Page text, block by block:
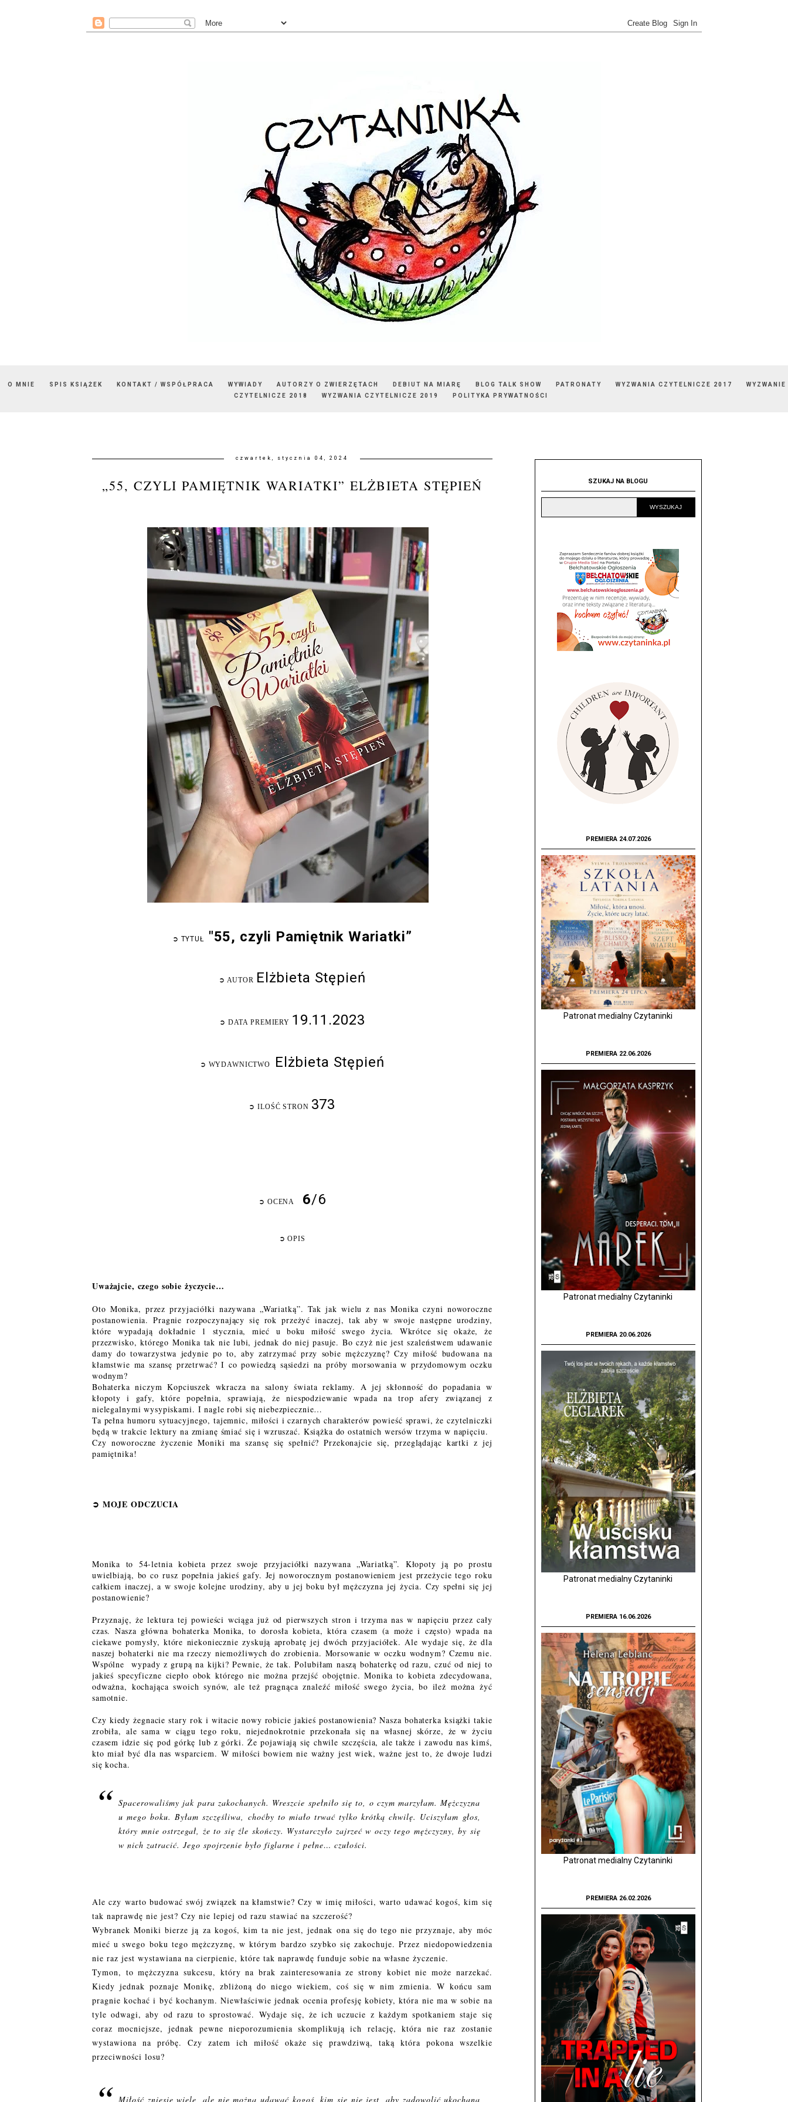
O MNIE SPIS KSIĄŻEK KONTAKT / WSPÓŁPRACA WYWIADY AUTORZY O ZWIERZĘTACH DEBIUT NA MIARĘ BLOG TALK SHOW PATRONATY WYZWANIA CZYTELNICZE 2017
WYZWANIE
CZYTELNICZE 2018
WYZWANIA CZYTELNICZE 2019 POLITYKA PRYWATNOŚCI
czwartek, stycznia 04, 2024
„55, CZYLI PAMIĘTNIK WARIATKI” ELŻBIETA STĘPIEŃ
➲ TYTUŁ "55, czyli Pamiętnik Wariatki”
➲ AUTOR Elżbieta Stępień
➲ DATA PREMIERY 19.11.2023
➲ WYDAWNICTWO Elżbieta Stępień
➲ ILOŚĆ STRON 373
➲ OCENA 6/6
➲ OPIS
Uważajcie, czego sobie życzycie…
Oto Monika, przez przyjaciółki nazywana „Wariatką”. Tak jak wielu z nas Monika czyni noworoczne
postanowienia. Pragnie rozpoczynający się rok przeżyć inaczej, tak aby w swoje następne urodziny,
które wypadają dokładnie 1 stycznia, mieć u boku miłość swego życia. Wkrótce się okaże, że
przezwisko, którego Monika tak nie lubi, jednak do niej pasuje. Bo czyż nie jest szaleństwem udawanie
damy do towarzystwa jedynie po to, aby zatrzymać przy sobie mężczyznę? Czy miłość budowana na
kłamstwie ma szansę przetrwać? I co powiedzą sąsiedzi na próby morsowania w przydomowym oczku
wodnym?
Bohaterka niczym Kopciuszek wkracza na salony świata reklamy. A jej skłonność do popadania w
kłopoty i gafy, które popełnia, sprawiają, że niespodziewanie wpada na trop afery związanej z
nielegalnymi wysypiskami. I nagle robi się niebezpiecznie…
Ta pełna humoru sytuacyjnego, tajemnic, miłości i czarnych charakterów powieść sprawi, że czytelniczki
będą w trakcie lektury na zmianę śmiać się i wzruszać. Książka do ostatnich wersów trzyma w napięciu.
Czy noworoczne życzenie Moniki ma szansę się spełnić? Przekonajcie się, przeglądając kartki z jej
pamiętnika!
➲ MOJE ODCZUCIA
Monika to 54-letnia kobieta przez swoje przyjaciółki nazywana „Wariatką”. Kłopoty ją po prostu
uwielbiają, bo co rusz popełnia jakieś gafy. Jej noworocznym postanowieniem jest przeżycie tego roku
całkiem inaczej, a w swoje kolejne urodziny, aby u jej boku był mężczyzna jej życia. Czy spełni się jej
postanowienie?
Przyznaję, że lektura tej powieści wciąga już od pierwszych stron i trzyma nas w napięciu przez cały
czas. Nasza główna bohaterka Monika, to dorosła kobieta, która czasem (a może i często) wpada na
ciekawe pomysły, które niekoniecznie zyskują aprobatę jej dwóch przyjaciółek. Ale wydaje się, że dla
naszej bohaterki nie ma rzeczy niemożliwych do zrobienia. Morsowanie w oczku wodnym? Czemu nie.
Wspólne
wypady z grupą na kijki? Pewnie, że tak. Polubiłam naszą bohaterkę od razu, czuć od niej to
jakieś specyficzne ciepło obok którego nie można przejść obojętnie. Monika to kobieta zdecydowana,
odważna, kochająca swoich synów, ale też pragnąca znaleźć miłość swego życia, bo ileż można żyć
samotnie.
Czy kiedy żegnacie stary rok i witacie nowy robicie jakieś postanowienia? Nasza bohaterka książki takie
zrobiła, ale sama w ciągu tego roku, niejednokrotnie przekonała się na własnej skórze, że w życiu
czasem idzie się pod górkę lub z górki. Że pojawiają się chwile szczęścia, ale także i zawodu nas kimś,
kto miał być dla nas wsparciem. W miłości bowiem nie ważny jest wiek, ważne jest to, że dwoje ludzi
się kocha.
Spacerowaliśmy jak para zakochanych. Wreszcie spełniło się to, o czym marzyłam. Mężczyzna
u mego boku. Byłam szczęśliwa, choćby to miało trwać tylko krótką chwilę. Uciszyłam głos,
który mnie ostrzegał, że to się źle skończy. Wystarczyło zajrzeć w oczy tego mężczyzny, by się
w nich zatracić. Jego spojrzenie było figlarne i pełne… czułości.
Ale czy warto budować swój związek na kłamstwie? Czy w imię miłości, warto udawać kogoś, kim się
tak naprawdę nie jest? Czy nie lepiej od razu stawiać na szczerość?
Wybranek Moniki bierze ją za kogoś, kim ta nie jest, jednak ona się do tego nie przyznaje, aby móc
mieć u swego boku tego mężczyznę, w którym bardzo szybko się zakochuje. Przez niedopowiedzenia
nie raz jest wystawiana na cierpienie, które tak naprawdę funduje sobie na własne życzenie.
Tymon, to mężczyzna sukcesu, który na brak zainteresowania ze strony kobiet nie może narzekać.
Kiedy jednak poznaje Monikę, zbliżoną do niego wiekiem, coś się w nim zmienia. W końcu sam
pragnie kochać i być kochanym. Niewłaściwie jednak ocenia profesję kobiety, która nie ma w sobie na
tyle odwagi, aby od razu to sprostować. Wydaje się, że ich uczucie z każdym spotkaniem staje się
coraz mocniejsze, jednak pewne nieporozumienia skomplikują ich relację, która nie raz zostanie
wystawiona na próbę. Czy zatem ich miłość okaże się prawdziwą, taką która pokona wszelkie
przeciwności losu?
Miłość zniesie wiele, ale nie można udawać kogoś, kim się nie jest, aby zadowolić ukochaną
SZUKAJ NA BLOGU
PREMIERA 24.07.2026
Patronat medialny Czytaninki
PREMIERA 22.06.2026
Patronat medialny Czytaninki
PREMIERA 20.06.2026
Patronat medialny Czytaninki
PREMIERA 16.06.2026
Patronat medialny Czytaninki
PREMIERA 26.02.2026